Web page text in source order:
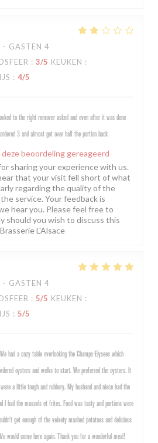
GASTEN 4
: 3/5 KEUKEN :
: 4/5
to the right remover asked and even after it was done
3 and almost got over half the portion back
beoordeling gereageerd
sharing your experience with us.
that your visit fell short of what
regarding the quality of the
service. Your feedback is
hear you. Please feel free to
should you wish to discuss this
L'Alsace
GASTEN 4
: 5/5 KEUKEN :
: 5/5
had a cozy table overlooking the Champs-Elysees which
oysters and welks to start. We preferred the oysters. It
a little tough and rubbery. My husband and niece had the
I had the mussels et frites. Food was tasty and portions were
get enough of the velvety mashed potatoes and delicious
would come here again. Thank you for a wonderful meal!